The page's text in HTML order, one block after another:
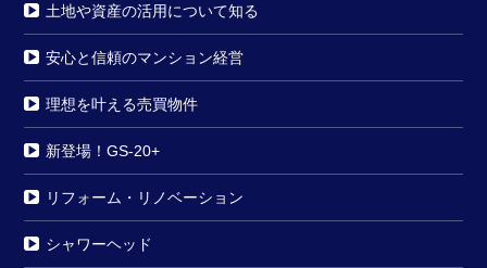
土地や資産の活用について知る
安心と信頼のマンション経営
理想を叶える売買物件
新登場！GS-20+
リフォーム・リノベーション
シャワーヘッド